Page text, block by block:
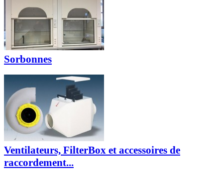
Sorbonnes
Ventilateurs, FilterBox et accessoires de
raccordement...